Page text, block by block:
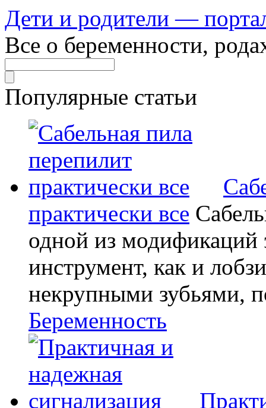
Дети и родители —
Все о беременности,
Популярные статьи
практически все
одной из модификаций
инструмент, как и
некрупными зубьями,
Беременность